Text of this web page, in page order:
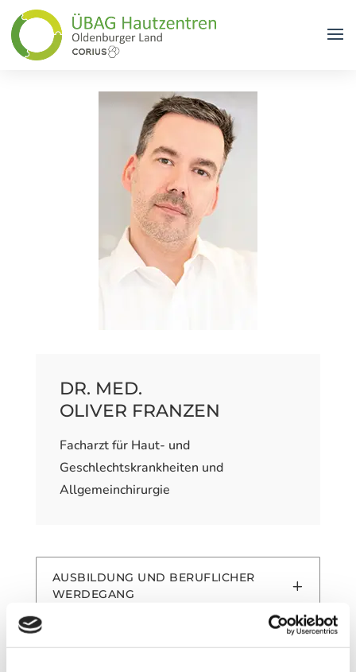
DR. MED.
OLIVER FRANZEN
Facharzt für Haut- und
Geschlechtskrankheiten und
Allgemeinchirurgie
AUSBILDUNG UND BERUFLICHER
WERDEGANG